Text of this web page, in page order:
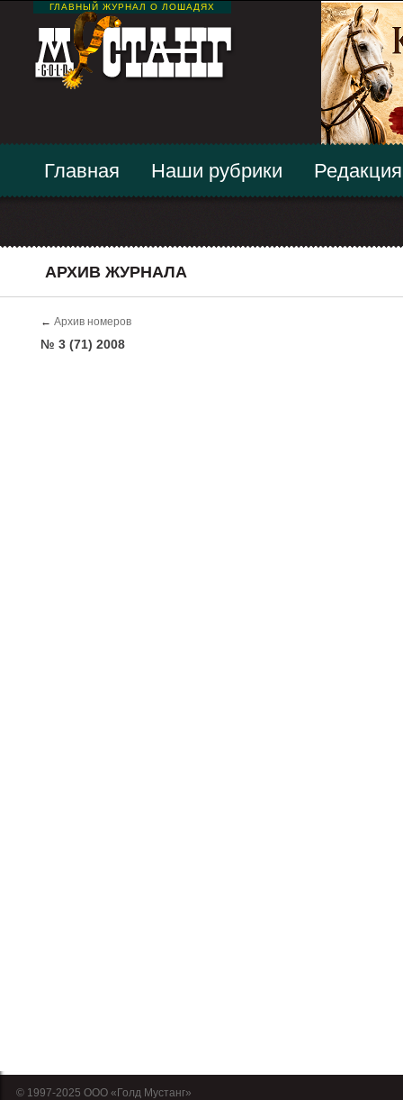
ГЛАВНЫЙ ЖУРНАЛ О ЛОШАДЯХ
Главная Наши рубрики Редакция
АРХИВ ЖУРНАЛА
← Архив номеров
№ 3 (71) 2008
© 1997-2025 OOO «Голд Мустанг»